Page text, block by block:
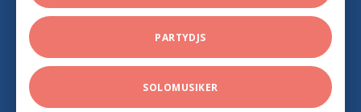
PARTYDJS
SOLOMUSIKER